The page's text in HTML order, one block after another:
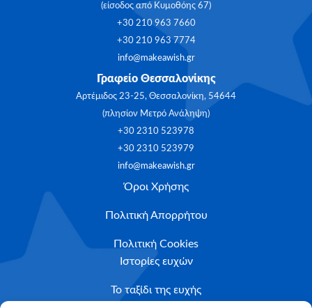
(είσοδος από Κυμοθόης 67)
+30 210 963 7660
+30 210 963 7774
info@makeawish.gr
Γραφείο Θεσσαλονίκης
Αρτέμιδος 23-25, Θεσσαλονίκη, 54644
(πλησίον Μετρό Ανάληψη)
+30 2310 523978
+30 2310 523979
info@makeawish.gr
Όροι Χρήσης
Πολιτική Απορρήτου
Πολιτική Cookies
Ιστορίες ευχών
Το ταξίδι της ευχής